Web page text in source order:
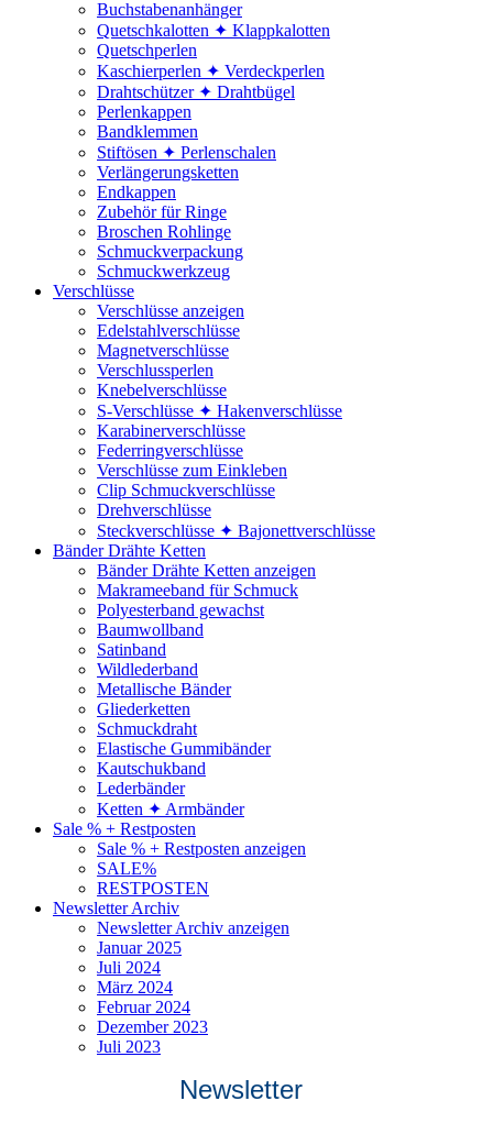
Buchstabenanhänger
Quetschkalotten ✦ Klappkalotten
Quetschperlen
Kaschierperlen ✦ Verdeckperlen
Drahtschützer ✦ Drahtbügel
Perlenkappen
Bandklemmen
Stiftösen ✦ Perlenschalen
Verlängerungsketten
Endkappen
Zubehör für Ringe
Broschen Rohlinge
Schmuckverpackung
Schmuckwerkzeug
Verschlüsse
Verschlüsse anzeigen
Edelstahlverschlüsse
Magnetverschlüsse
Verschlussperlen
Knebelverschlüsse
S-Verschlüsse ✦ Hakenverschlüsse
Karabinerverschlüsse
Federringverschlüsse
Verschlüsse zum Einkleben
Clip Schmuckverschlüsse
Drehverschlüsse
Steckverschlüsse ✦ Bajonettverschlüsse
Bänder Drähte Ketten
Bänder Drähte Ketten anzeigen
Makrameeband für Schmuck
Polyesterband gewachst
Baumwollband
Satinband
Wildlederband
Metallische Bänder
Gliederketten
Schmuckdraht
Elastische Gummibänder
Kautschukband
Lederbänder
Ketten ✦ Armbänder
Sale % + Restposten
Sale % + Restposten anzeigen
SALE%
RESTPOSTEN
Newsletter Archiv
Newsletter Archiv anzeigen
Januar 2025
Juli 2024
März 2024
Februar 2024
Dezember 2023
Juli 2023
Newsletter